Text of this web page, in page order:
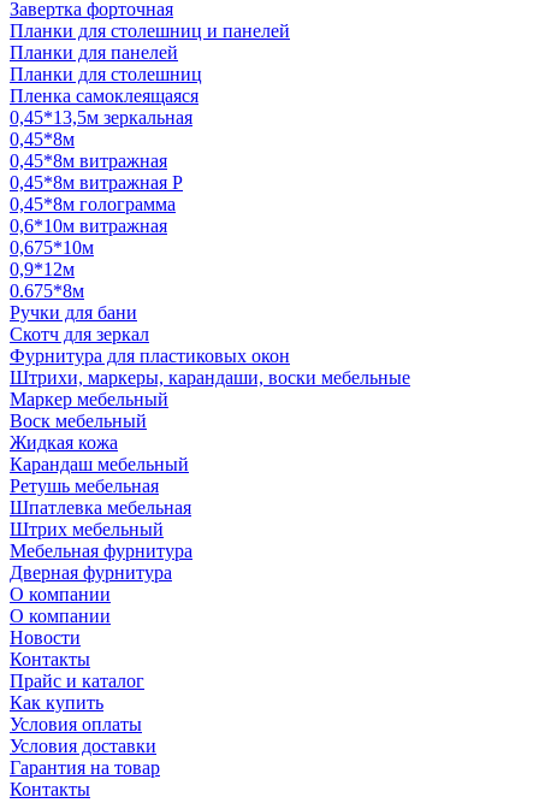
Завертка форточная
Планки для столешниц и панелей
Планки для панелей
Планки для столешниц
Пленка самоклеящаяся
0,45*13,5м зеркальная
0,45*8м
0,45*8м витражная
0,45*8м витражная Р
0,45*8м голограмма
0,6*10м витражная
0,675*10м
0,9*12м
0.675*8м
Ручки для бани
Скотч для зеркал
Фурнитура для пластиковых окон
Штрихи, маркеры, карандаши, воски мебельные
Маркер мебельный
Воск мебельный
Жидкая кожа
Карандаш мебельный
Ретушь мебельная
Шпатлевка мебельная
Штрих мебельный
Мебельная фурнитура
Дверная фурнитура
О компании
О компании
Новости
Контакты
Прайс и каталог
Как купить
Условия оплаты
Условия доставки
Гарантия на товар
Контакты